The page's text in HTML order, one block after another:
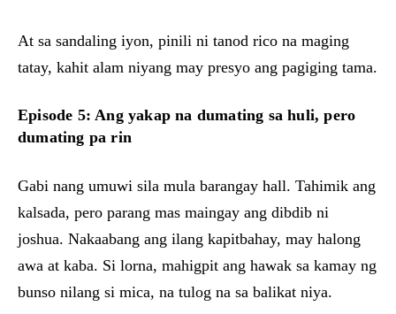
At sa sandaling iyon, pinili ni tanod rico na maging
tatay, kahit alam niyang may presyo ang pagiging tama.
Episode 5: Ang yakap na dumating sa huli, pero
dumating pa rin
Gabi nang umuwi sila mula barangay hall. Tahimik ang
kalsada, pero parang mas maingay ang dibdib ni
joshua. Nakaabang ang ilang kapitbahay, may halong
awa at kaba. Si lorna, mahigpit ang hawak sa kamay ng
bunso nilang si mica, na tulog na sa balikat niya.